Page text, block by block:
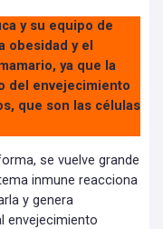
y su equipo de
obesidad y el
ya que la
del envejecimiento
que son las células
se vuelve grande
inmune reacciona
y genera
envejecimiento